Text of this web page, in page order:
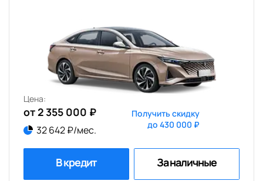
Цена:
от 2 355 000 ₽
32 642 ₽/мес.
Получить скидку
до 430 000 ₽
В кредит За наличные